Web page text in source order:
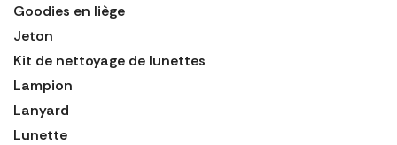
Goodies en liège
Jeton
Kit de nettoyage de lunettes
Lampion
Lanyard
Lunette